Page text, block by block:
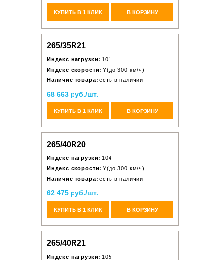
КУПИТЬ В 1 КЛИК В КОРЗИНУ
265/35R21
Индекс нагрузки: 101
Индекс скорости: Y(до 300 км/ч)
Наличие товара: есть в наличии
68 663 руб./шт.
КУПИТЬ В 1 КЛИК В КОРЗИНУ
265/40R20
Индекс нагрузки: 104
Индекс скорости: Y(до 300 км/ч)
Наличие товара: есть в наличии
62 475 руб./шт.
КУПИТЬ В 1 КЛИК В КОРЗИНУ
265/40R21
Индекс нагрузки: 105